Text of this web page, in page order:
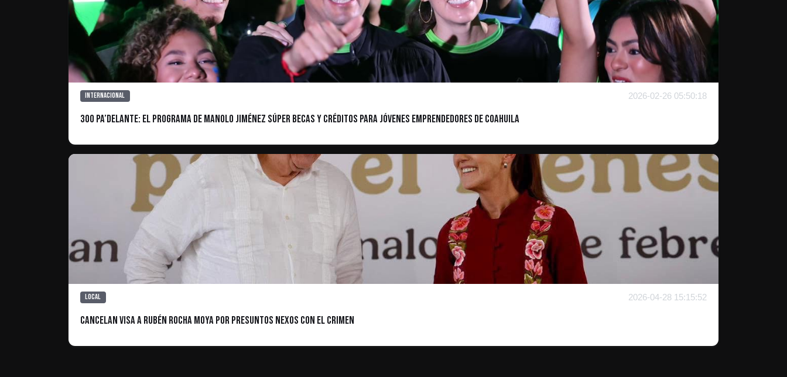
Internacional 2026-02-26 05:50:18
300 Pa’delante: El programa de Manolo Jiménez Súper becas y créditos para jóvenes emprendedores de Coahuila
Local 2026-04-28 15:15:52
Cancelan visa a Rubén Rocha Moya por presuntos nexos con el crimen